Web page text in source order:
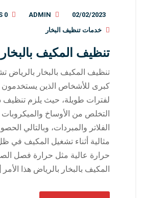
02/02/2023
ADMIN
0 COMMENTS
خدمات تنظيف البخار
تنظيف المكيف
تنظيف المكيف بالبخار بالرياض
كبرى للأشخاص الذين يستخدمون
لفترات طويلة، حيث يلزم
التخلص من الأوساخ والميكروبات
الفلاتر والمبردات، وبالتالي
مثالية أثناء تشغيل المكيف في
حرارة عالية مثل حرارة فصل
المكيف بالبخار بالرياض هذا الأمر